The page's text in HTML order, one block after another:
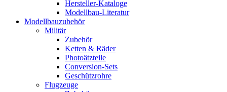
Hersteller-Kataloge
Modellbau-Literatur
Modellbauzubehör
Militär
Zubehör
Ketten & Räder
Photoätzteile
Conversion-Sets
Geschützrohre
Flugzeuge